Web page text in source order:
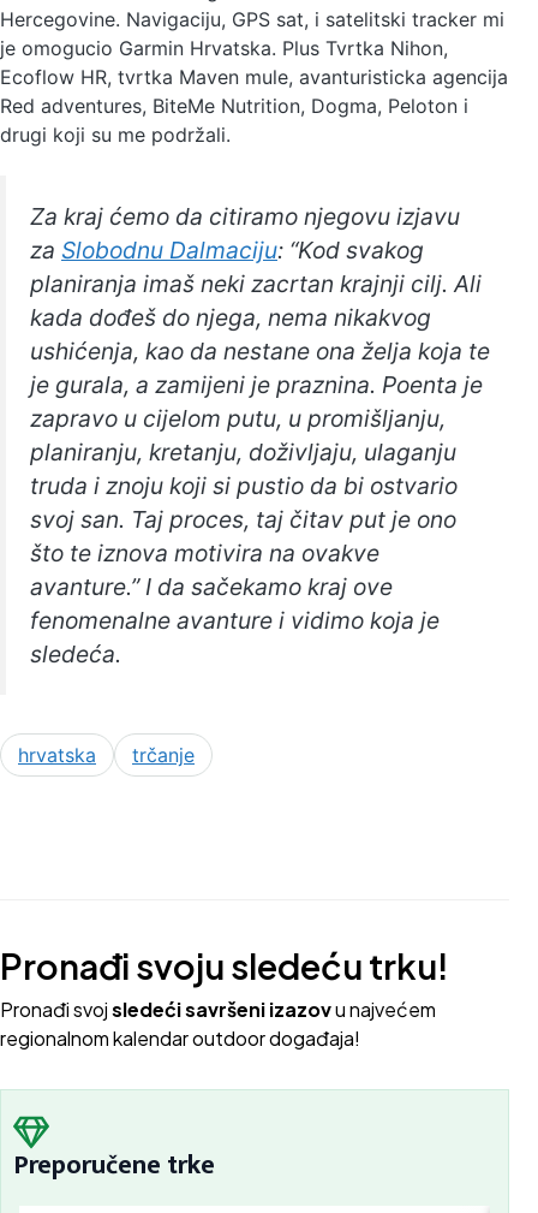
Hercegovine. Navigaciju, GPS sat, i satelitski tracker mi
je omogucio Garmin Hrvatska. Plus Tvrtka Nihon,
Ecoflow HR, tvrtka Maven mule, avanturisticka agencija
Red adventures, BiteMe Nutrition, Dogma, Peloton i
drugi koji su me podržali.
Za kraj ćemo da citiramo njegovu izjavu
za Slobodnu Dalmaciju: “Kod svakog
planiranja imaš neki zacrtan krajnji cilj. Ali
kada dođeš do njega, nema nikakvog
ushićenja, kao da nestane ona želja koja te
je gurala, a zamijeni je praznina. Poenta je
zapravo u cijelom putu, u promišljanju,
planiranju, kretanju, doživljaju, ulaganju
truda i znoju koji si pustio da bi ostvario
svoj san. Taj proces, taj čitav put je ono
što te iznova motivira na ovakve
avanture.” I da sačekamo kraj ove
fenomenalne avanture i vidimo koja je
sledeća.
hrvatska trčanje
Pronađi svoju sledeću trku!
Pronađi svojsledeći savršeni izazovu najvećem
regionalnom kalendar outdoor događaja!
Preporučene trke